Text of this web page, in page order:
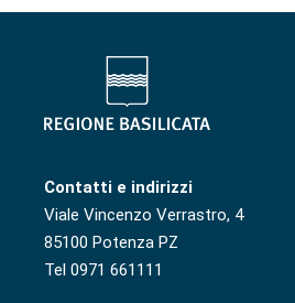
Contatti e indirizzi
Viale Vincenzo Verrastro, 4
85100 Potenza PZ
Tel 0971 661111